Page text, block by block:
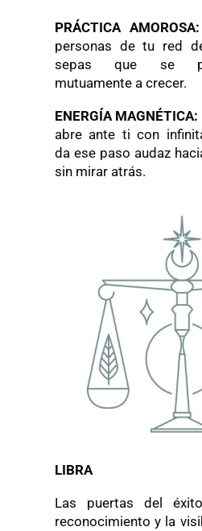
PRÁCTICA AMOROSA:
personas de tu red
sepas que se
mutuamente a crecer.
ENERGÍA MAGNÉTICA:
abre ante ti con
da ese paso audaz
sin mirar atrás.
LIBRA
Las puertas del
reconocimiento y la